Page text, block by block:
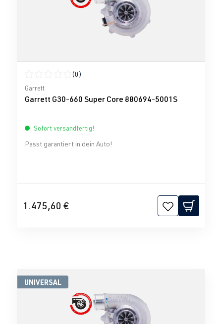
Durchschnittliche Bewertung von 0 von 5 Sternen
(0)
Garrett
Garrett G30-660 Super Core 880694-5001S
Sofort versandfertig!
Passt garantiert in dein Auto!
1.475,60 €
UNIVERSAL